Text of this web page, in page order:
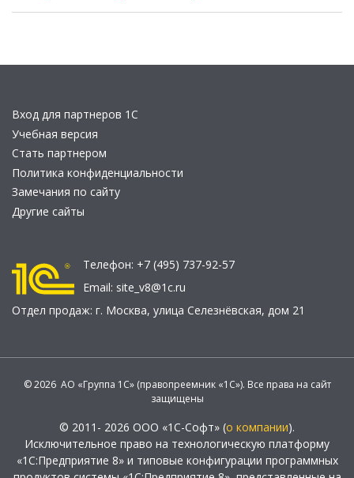
Вход для партнеров 1С
Учебная версия
Стать партнером
Политика конфиденциальности
Замечания по сайту
Другие сайты
Телефон: +7 (495) 737-92-57
Email: site_v8@1c.ru
Отдел продаж: г. Москва, улица Селезнёвская, дом 21
© 2026 АО «Группа 1С» (правопреемник «1С»). Все права на сайт
защищены
© 2011- 2026 ООО «1С-Софт» (о компании).
Исключительное право на технологическую платформу
«1С:Предприятие 8» и типовые конфигурации программных